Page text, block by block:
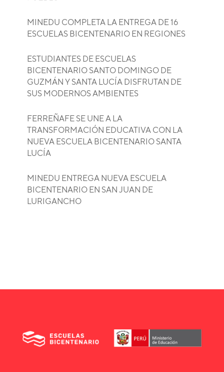
MINEDU COMPLETA LA ENTREGA DE 16
ESCUELAS BICENTENARIO EN REGIONES
ESTUDIANTES DE ESCUELAS
BICENTENARIO SANTO DOMINGO DE
GUZMÁN Y SANTA LUCÍA DISFRUTAN DE
SUS MODERNOS AMBIENTES
FERREÑAFE SE UNE A LA
TRANSFORMACIÓN EDUCATIVA CON LA
NUEVA ESCUELA BICENTENARIO SANTA
LUCÍA
MINEDU ENTREGA NUEVA ESCUELA
BICENTENARIO EN SAN JUAN DE
LURIGANCHO